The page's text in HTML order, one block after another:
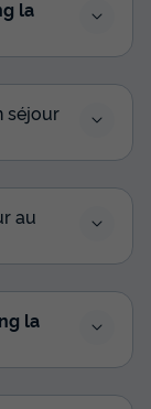
la
séjour
au
la